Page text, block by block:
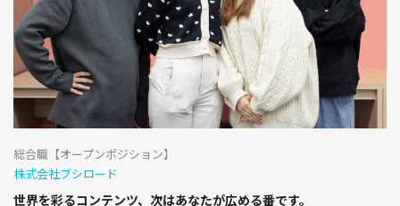
総合職【オープンポジション】
株式会社ブシロード
世界を彩るコンテンツ、次はあなたが広める番です。